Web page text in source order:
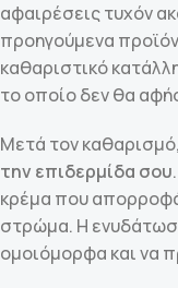
αφαιρέσεις τυχόν
προηγούμενα
καθαριστικό
το οποίο δεν θα
Μετά τον καθαρισμό,
την επιδερμίδα σου
κρέμα που
στρώμα. Η
ομοιόμορφα και να